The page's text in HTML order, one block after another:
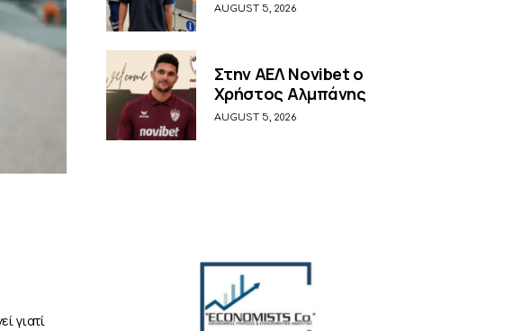
γιατί
AUGUST 5, 2026
Στην ΑΕΛ Novibet ο
Χρήστος Αλμπάνης
AUGUST 5, 2026